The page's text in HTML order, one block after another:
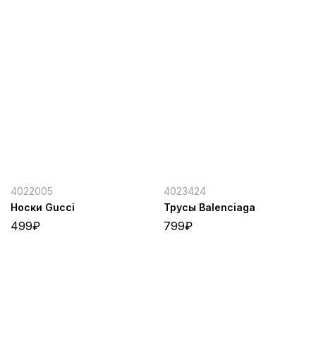
4022005
Носки Gucci
499₽
4023424
Трусы Balenciaga
799₽